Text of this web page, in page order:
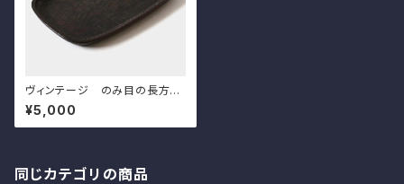
ヴィンテージ のみ目の長方盆
d36.7cm Vintage Japane
se Lacquered Carved Woo
den Rectangle Tray
¥5,000
同じカテゴリの商品